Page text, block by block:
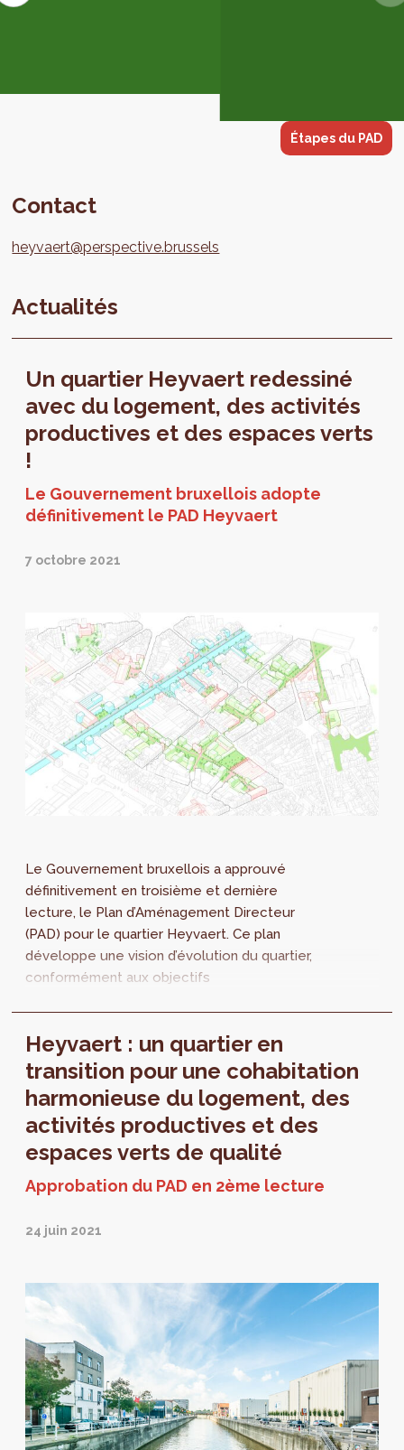
Étapes du PAD
Contact
heyvaert@perspective.brussels
Actualités
Un quartier Heyvaert redessiné
avec du logement, des activités
productives et des espaces verts
!
Le Gouvernement bruxellois adopte
définitivement le PAD Heyvaert
7 octobre 2021
Le Gouvernement bruxellois a approuvé
définitivement en troisième et dernière
lecture, le Plan d’Aménagement Directeur
(PAD) pour le quartier Heyvaert. Ce plan
développe une vision d’évolution du quartier,
conformément aux objectifs
Heyvaert : un quartier en
transition pour une cohabitation
harmonieuse du logement, des
activités productives et des
espaces verts de qualité
Approbation du PAD en 2ème lecture
24 juin 2021